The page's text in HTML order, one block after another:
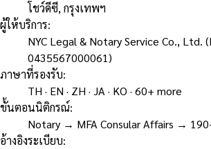
โชว์ดีซี, กรุงเทพฯ
ผู้ให้บริการ:
NYC Legal & Notary Service Co., Ltd.
0435567000061)
ภาษาที่รองรับ:
TH · EN · ZH · JA · KO · 60+ more
ขั้นตอนนิติกรณ์:
Notary → MFA Consular Affairs →
อ้างอิงระเบียบ: